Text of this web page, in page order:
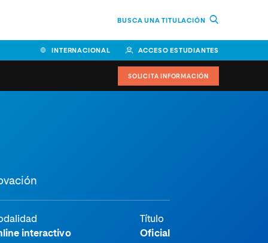
BUSCA UNA TITULACIÓN
INTERNACIONAL ACCESO ESTUDIANTES
Salud
Facultad de Economía y
Empresa
Escuela Superior de Ingeniería
SOLICITA INFORMACIÓN
interactivo
Título
Oficial